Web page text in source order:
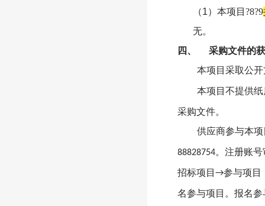
（1）本项目?8?9
无。
四、
采购文件的
本项目采取公
本项目不提供
采购文件。
供应商参与本
88828754。注册账号
招标项目 →参与项目
名参与项目。报名